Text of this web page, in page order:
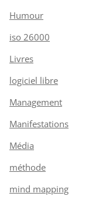
Humour
iso 26000
Livres
logiciel libre
Management
Manifestations
Média
méthode
mind mapping